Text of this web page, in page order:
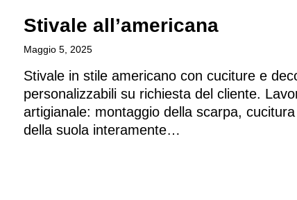
Stivale all’americana​
Maggio 5, 2025
Stivale in stile americano con cuciture e
personalizzabili su richiesta del cliente.
artigianale: montaggio della scarpa,
della suola interamente…